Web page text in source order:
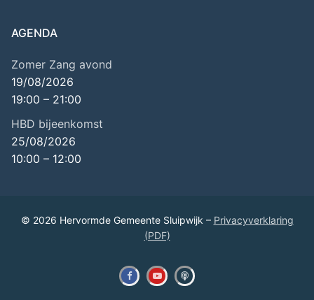
AGENDA
Zomer Zang avond
19/08/2026
19:00 – 21:00
HBD bijeenkomst
25/08/2026
10:00 – 12:00
© 2026 Hervormde Gemeente Sluipwijk – Privacyverklaring
(PDF)